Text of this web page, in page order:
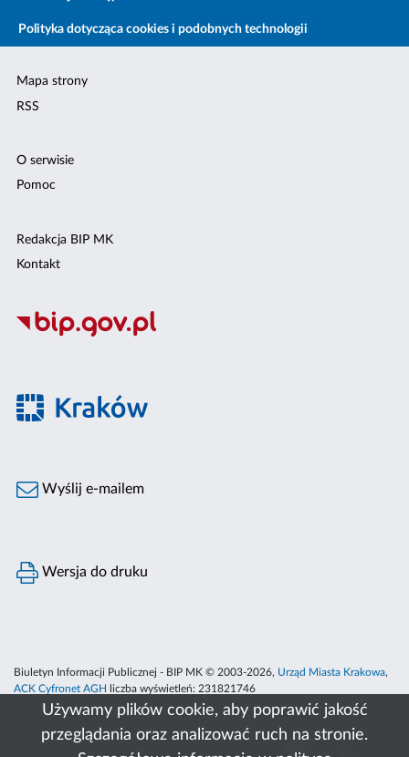
Używamy plików cookie, aby poprawić jakość
przeglądania oraz analizować ruch na stronie.
Polityka dotycząca cookies i podobnych technologii
Mapa strony
RSS
O serwisie
Pomoc
Redakcja BIP MK
Kontakt
Wyślij e-mailem
Wersja do druku
Biuletyn Informacji Publicznej - BIP MK © 2003-2026, Urząd Miasta Krakowa,
ACK Cyfronet AGH
liczba wyświetleń: 231821746